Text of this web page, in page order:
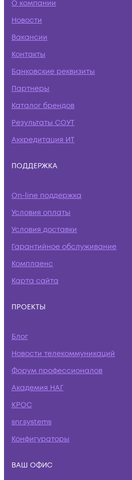
О компании
Новости
Вакансии
Контакты
Банковские реквизиты
Партнеры
Каталог брендов
Результаты СОУТ
Аккредитация ИТ
ПОДДЕРЖКА
On-line поддержка
Условия оплаты
Условия доставки
Гарантийное обслуживание
Комплаенс
Карта сайта
ПРОЕКТЫ
Блог
Новости телекоммуникаций
Форум профессионалов
Академия НАГ
КРОС
snr.systems
Конфигураторы
ВАШ ОФИС